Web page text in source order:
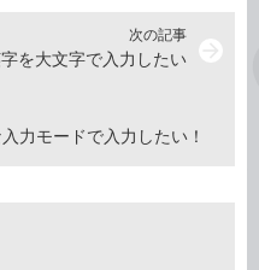
力モードで入力したい！
次の記事
を大文字で入力したい